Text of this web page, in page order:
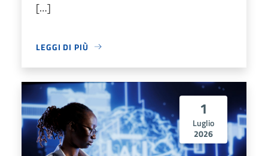
[…]
LEGGI DI PIÙ
1
Luglio
2026